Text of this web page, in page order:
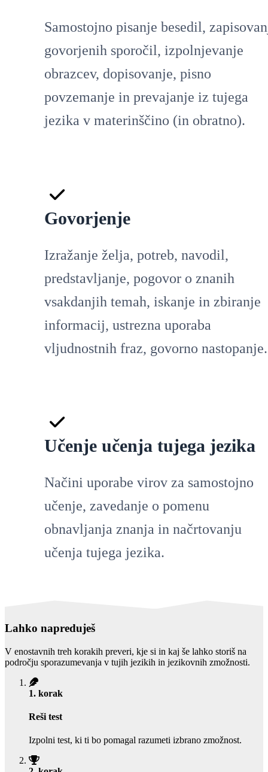
Samostojno pisanje besedil,
govorjenih sporočil, izpolnjevanje
obrazcev, dopisovanje, pisno
povzemanje in prevajanje iz tujega
jezika v materinščino (in obratno).
Govorjenje
Izražanje želja, potreb, navodil,
predstavljanje, pogovor o znanih
vsakdanjih temah, iskanje in zbiranje
informacij, ustrezna uporaba
vljudnostnih fraz, govorno nastopanje.
Učenje učenja tujega jezika
Načini uporabe virov za samostojno
učenje, zavedanje o pomenu
obnavljanja znanja in načrtovanju
učenja tujega jezika.
Lahko napreduješ
V enostavnih treh korakih preveri, kje si in kaj še lahko storiš na
področju sporazumevanja v tujih jezikih in jezikovnih zmožnosti.
1. korak
Reši test
Izpolni test, ki ti bo pomagal razumeti izbrano zmožnost.